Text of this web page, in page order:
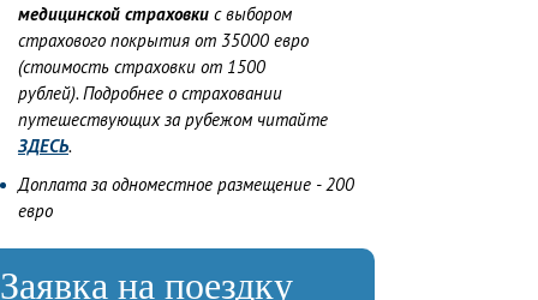
медицинской страховки с выбором
страхового покрытия от 35000 евро
(стоимость страховки от 1500
рублей). Подробнее о страховании
путешествующих за рубежом читайте
ЗДЕСЬ.
Доплата за одноместное размещение - 200
евро
Заявка на поездку